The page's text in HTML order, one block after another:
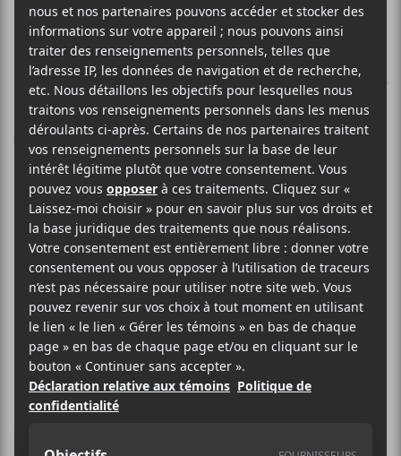
Touski’a | Édition
2 : Les Fêtes 2025
On approche à grands pas du temps
de fêtes et les médias de Culture
Cible se sont réunis pour vous faire
des recommandations sur mesure
pour ce temps de réjouissance.